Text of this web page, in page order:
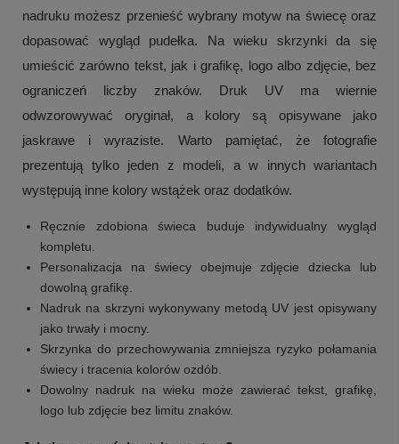
nadruku możesz przenieść wybrany motyw na świecę oraz
dopasować wygląd pudełka. Na wieku skrzynki da się
umieścić zarówno tekst, jak i grafikę, logo albo zdjęcie, bez
ograniczeń liczby znaków. Druk UV ma wiernie
odwzorowywać oryginał, a kolory są opisywane jako
jaskrawe i wyraziste. Warto pamiętać, że fotografie
prezentują tylko jeden z modeli, a w innych wariantach
występują inne kolory wstążek oraz dodatków.
Ręcznie zdobiona świeca buduje indywidualny wygląd
kompletu.
Personalizacja na świecy obejmuje zdjęcie dziecka lub
dowolną grafikę.
Nadruk na skrzyni wykonywany metodą UV jest opisywany
jako trwały i mocny.
Skrzynka do przechowywania zmniejsza ryzyko połamania
świecy i tracenia kolorów ozdób.
Dowolny nadruk na wieku może zawierać tekst, grafikę,
logo lub zdjęcie bez limitu znaków.